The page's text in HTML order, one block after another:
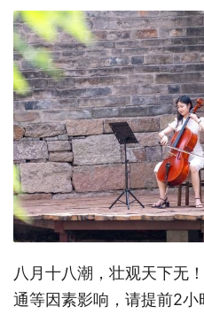
八月十八潮，壮观天下无
通等因素影响，请提前2